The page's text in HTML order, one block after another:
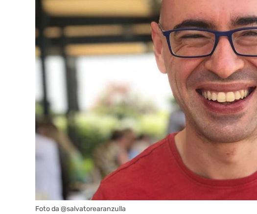
Foto da @salvatorearanzulla